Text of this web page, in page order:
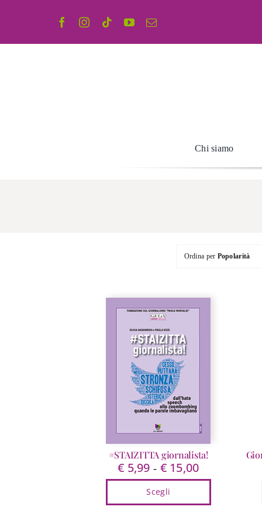
Chi siamo
Ordina per Popolarità
#STAIZITTA giornalista!
€ 5,99 - €15,00Fascia
di
da
Scegli